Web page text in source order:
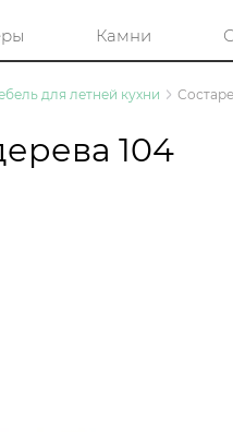
Камни
для летней кухни
104